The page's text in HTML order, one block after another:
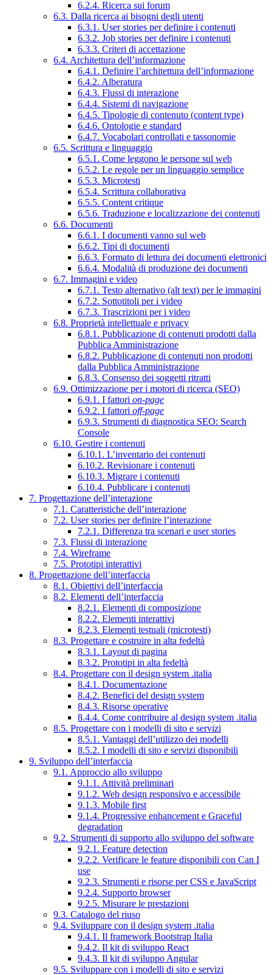
6.2.4. Ricerca sui forum
6.3. Dalla ricerca ai bisogni degli utenti
6.3.1. User stories per definire i contenuti
6.3.2. Job stories per definire i contenuti
6.3.3. Criteri di accettazione
6.4. Architettura dell’informazione
6.4.1. Definire l’architettura dell’informazione
6.4.2. Alberatura
6.4.3. Flussi di interazione
6.4.4. Sistemi di navigazione
6.4.5. Tipologie di contenuto (content type)
6.4.6. Ontologie e standard
6.4.7. Vocabolari controllati e tassonomie
6.5. Scrittura e linguaggio
6.5.1. Come leggono le persone sul web
6.5.2. Le regole per un linguaggio semplice
6.5.3. Microtesti
6.5.4. Scrittura collaborativa
6.5.5. Content critique
6.5.6. Traduzione e localizzazione dei contenuti
6.6. Documenti
6.6.1. I documenti vanno sul web
6.6.2. Tipi di documenti
6.6.3. Formato di lettura dei documenti elettronici
6.6.4. Modalità di produzione dei documenti
6.7. Immagini e video
6.7.1. Testo alternativo (alt text) per le immagini
6.7.2. Sottotitoli per i video
6.7.3. Trascrizioni per i video
6.8. Proprietà intellettuale e privacy
6.8.1. Pubblicazione di contenuti prodotti dalla
Pubblica Amministrazione
6.8.2. Pubblicazione di contenuti non prodotti
dalla Pubblica Amministrazione
6.8.3. Consenso dei soggetti ritratti
6.9. Ottimizzazione per i motori di ricerca (SEO)
6.9.1. I fattori on-page
6.9.2. I fattori off-page
6.9.3. Strumenti di diagnostica SEO: Search
Console
6.10. Gestire i contenuti
6.10.1. L’inventario dei contenuti
6.10.2. Revisionare i contenuti
6.10.3. Migrare i contenuti
6.10.4. Pubblicare i contenuti
7. Progettazione dell’interazione
7.1. Caratteristiche dell’interazione
7.2. User stories per definire l’interazione
7.2.1. Differenza tra scenari e user stories
7.3. Flussi di interazione
7.4. Wireframe
7.5. Prototipi interattivi
8. Progettazione dell’interfaccia
8.1. Obiettivi dell’interfaccia
8.2. Elementi dell’interfaccia
8.2.1. Elementi di composizione
8.2.2. Elementi interattivi
8.2.3. Elementi testuali (microtesti)
8.3. Progettare e costruire in alta fedeltà
8.3.1. Layout di pagina
8.3.2. Prototipi in alta fedeltà
8.4. Progettare con il design system .italia
8.4.1. Documentazione
8.4.2. Benefici del design system
8.4.3. Risorse operative
8.4.4. Come contribuire al design system .italia
8.5. Progettare con i modelli di sito e servizi
8.5.1. Vantaggi dell’utilizzo dei modelli
8.5.2. I modelli di sito e servizi disponibili
9. Sviluppo dell’interfaccia
9.1. Approccio allo sviluppo
9.1.1. Attività preliminari
9.1.2. Web design responsivo e accessibile
9.1.3. Mobile first
9.1.4. Progressive enhancement e Graceful
degradation
9.2. Strumenti di supporto allo sviluppo del software
9.2.1. Feature detection
9.2.2. Verificare le feature disponibili con Can I
use
9.2.3. Strumenti e risorse per CSS e JavaScript
9.2.4. Supporto browser
9.2.5. Misurare le prestazioni
9.3. Catalogo del riuso
9.4. Sviluppare con il design system .italia
9.4.1. Il framework Bootstrap Italia
9.4.2. Il kit di sviluppo React
9.4.3. Il kit di sviluppo Angular
9.5. Sviluppare con i modelli di sito e servizi